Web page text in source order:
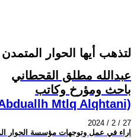
لتذهب أيها الحوار
عبدالله مطلق القحطاني
باحث ومؤرخ وكاتب
Mtlq Alqhtani)
2024 / 2 / 27
اراء في عمل وتوجهات مؤسسة الحوار